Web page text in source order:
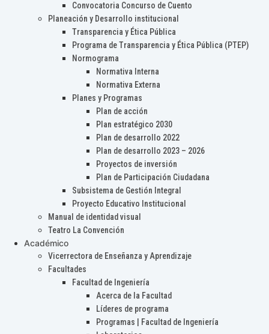
Convocatoria Concurso de Cuento
Planeación y Desarrollo institucional
Transparencia y Ética Pública
Programa de Transparencia y Ética Pública (PTEP)
Normograma
Normativa Interna
Normativa Externa
Planes y Programas
Plan de acción
Plan estratégico 2030
Plan de desarrollo 2022
Plan de desarrollo 2023 – 2026
Proyectos de inversión
Plan de Participación Ciudadana
Subsistema de Gestión Integral
Proyecto Educativo Institucional
Manual de identidad visual
Teatro La Convención
Académico
Vicerrectora de Enseñanza y Aprendizaje
Facultades
Facultad de Ingeniería
Acerca de la Facultad
Líderes de programa
Programas | Facultad de Ingeniería